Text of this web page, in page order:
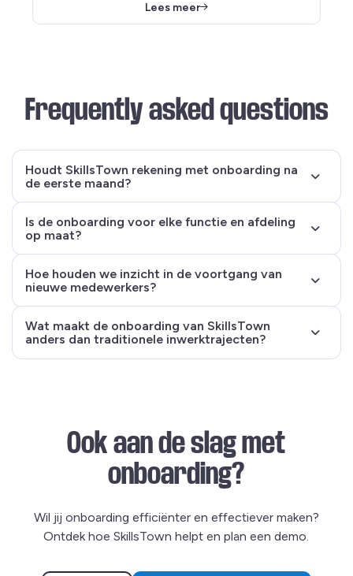
Lees meer
Frequently asked questions
Houdt SkillsTown rekening met onboarding na
de eerste maand?
Is de onboarding voor elke functie en afdeling
op maat?
Hoe houden we inzicht in de voortgang van
nieuwe medewerkers?
Wat maakt de onboarding van SkillsTown
anders dan traditionele inwerktrajecten?
Ook aan de slag met
onboarding?
Wil jij onboarding efficiënter en effectiever maken?
Ontdek hoe SkillsTown helpt en plan een demo.